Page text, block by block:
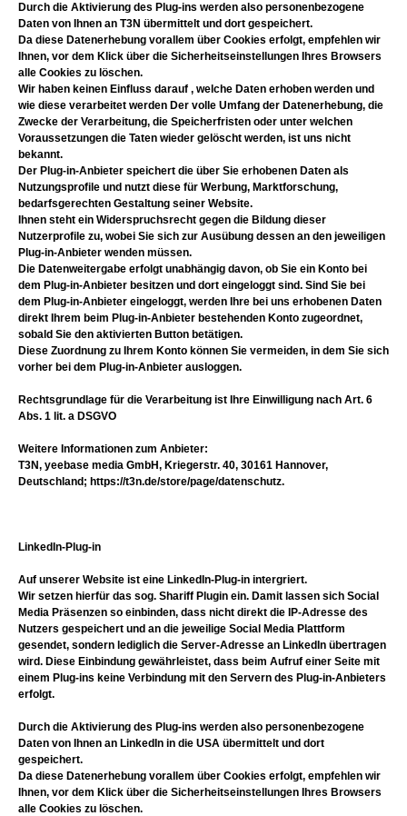
Durch die Aktivierung des Plug-ins werden also personenbezogene
Daten von Ihnen an T3N übermittelt und dort gespeichert.
Da diese Datenerhebung vorallem über Cookies erfolgt, empfehlen wir
Ihnen, vor dem Klick über die Sicherheitseinstellungen Ihres Browsers
alle Cookies zu löschen.
Wir haben keinen Einfluss darauf , welche Daten erhoben werden und
wie diese verarbeitet werden Der volle Umfang der Datenerhebung, die
Zwecke der Verarbeitung, die Speicherfristen oder unter welchen
Voraussetzungen die Taten wieder gelöscht werden, ist uns nicht
bekannt.
Der Plug-in-Anbieter speichert die über Sie erhobenen Daten als
Nutzungsprofile und nutzt diese für Werbung, Marktforschung,
bedarfsgerechten Gestaltung seiner Website.
Ihnen steht ein Widerspruchsrecht gegen die Bildung dieser
Nutzerprofile zu, wobei Sie sich zur Ausübung dessen an den jeweiligen
Plug-in-Anbieter wenden müssen.
Die Datenweitergabe erfolgt unabhängig davon, ob Sie ein Konto bei
dem Plug-in-Anbieter besitzen und dort eingeloggt sind. Sind Sie bei
dem Plug-in-Anbieter eingeloggt, werden Ihre bei uns erhobenen Daten
direkt Ihrem beim Plug-in-Anbieter bestehenden Konto zugeordnet,
sobald Sie den aktivierten Button betätigen.
Diese Zuordnung zu Ihrem Konto können Sie vermeiden, in dem Sie sich
vorher bei dem Plug-in-Anbieter ausloggen.
Rechtsgrundlage für die Verarbeitung ist Ihre Einwilligung nach Art. 6
Abs. 1 lit. a DSGVO
Weitere Informationen zum Anbieter:
T3N, yeebase media GmbH, Kriegerstr. 40, 30161 Hannover,
Deutschland; https://t3n.de/store/page/datenschutz.
LinkedIn-Plug-in
Auf unserer Website ist eine LinkedIn-Plug-in intergriert.
Wir setzen hierfür das sog. Shariff Plugin ein. Damit lassen sich Social
Media Präsenzen so einbinden, dass nicht direkt die IP-Adresse des
Nutzers gespeichert und an die jeweilige Social Media Plattform
gesendet, sondern lediglich die Server-Adresse an LinkedIn übertragen
wird. Diese Einbindung gewährleistet, dass beim Aufruf einer Seite mit
einem Plug-ins keine Verbindung mit den Servern des Plug-in-Anbieters
erfolgt.
Durch die Aktivierung des Plug-ins werden also personenbezogene
Daten von Ihnen an LinkedIn in die USA übermittelt und dort
gespeichert.
Da diese Datenerhebung vorallem über Cookies erfolgt, empfehlen wir
Ihnen, vor dem Klick über die Sicherheitseinstellungen Ihres Browsers
alle Cookies zu löschen.